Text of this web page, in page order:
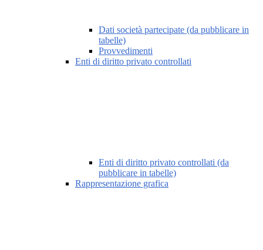
Dati società partecipate (da pubblicare in
tabelle)
Provvedimenti
Enti di diritto privato controllati
Enti di diritto privato controllati (da
pubblicare in tabelle)
Rappresentazione grafica